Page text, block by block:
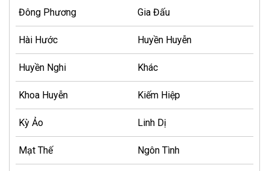
Đông Phương Gia Đấu
Hài Hước Huyền Huyễn
Huyền Nghi Khác
Khoa Huyễn Kiếm Hiệp
Kỳ Ảo Linh Dị
Mạt Thế Ngôn Tình